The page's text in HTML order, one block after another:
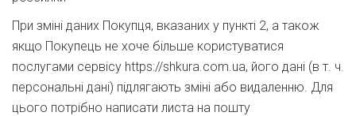
При зміні даних Покупця, вказаних у пункті 2, а також
якщо Покупець не хоче більше користуватися
послугами сервісу https://shkura.com.ua, його дані (в т. ч.
персональні дані) підлягають зміні або видаленню. Для
цього потрібно написати листа на пошту